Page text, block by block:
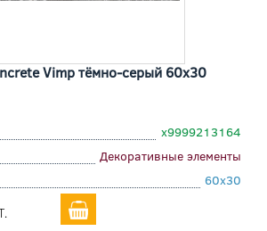
Vimp тёмно-серый 60x30
х9999213164
Декоративные элементы
60x30